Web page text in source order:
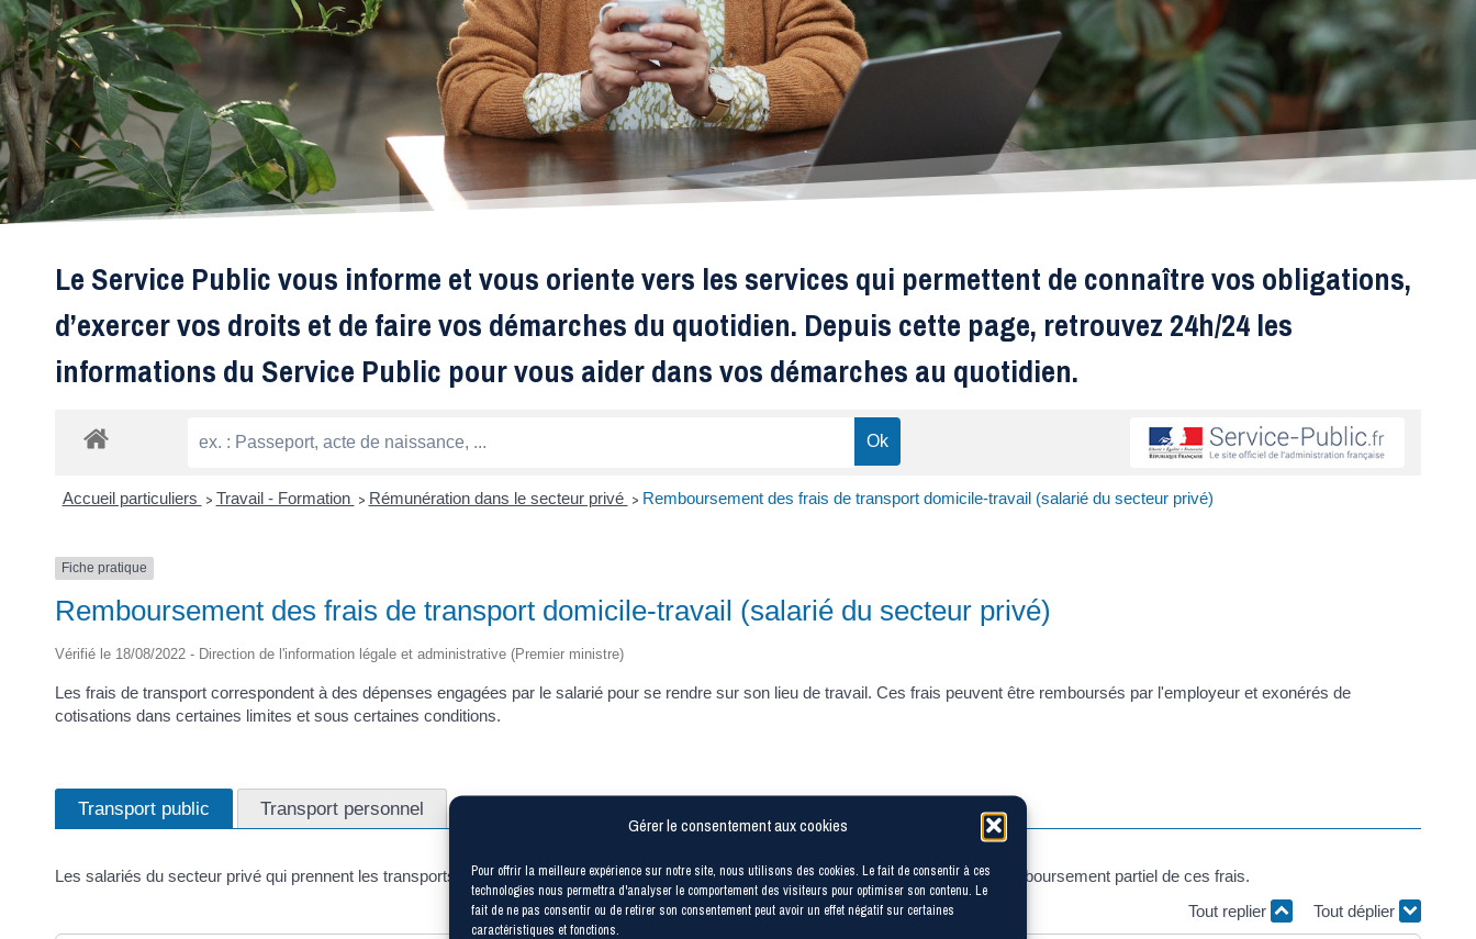
Gérer le consentement aux cookies
Pour offrir la meilleure expérience sur notre site, nous utilisons des cookies. Le fait de consentir à ces
technologies nous permettra d'analyser le comportement des visiteurs pour optimiser son contenu. Le
fait de ne pas consentir ou de retirer son consentement peut avoir un effet négatif sur certaines
caractéristiques et fonctions.
Le Service Public vous informe et vous oriente vers les services qui permettent de connaître vos obligations,
d’exercer vos droits et de faire vos démarches du quotidien. Depuis cette page, retrouvez 24h/24 les
informations du Service Public pour vous aider dans vos démarches au quotidien.
Accueil particuliers > Travail - Formation > Rémunération dans le secteur privé > Remboursement des frais de transport domicile-travail (salarié du secteur privé)
Fiche pratique
Remboursement des frais de transport domicile-travail (salarié du secteur privé)
Vérifié le 18/08/2022 - Direction de l'information légale et administrative (Premier ministre)
Les frais de transport correspondent à des dépenses engagées par le salarié pour se rendre sur son lieu de travail. Ces frais peuvent être remboursés par l'employeur et exonérés de
cotisations dans certaines limites et sous certaines conditions.
Transport public Transport personnel
Les salariés du secteur privé qui prennent les transports publics pour se rendre sur leur lieu de travail bénéficient obligatoirement du remboursement partiel de ces frais.
Tout replier
Tout déplier